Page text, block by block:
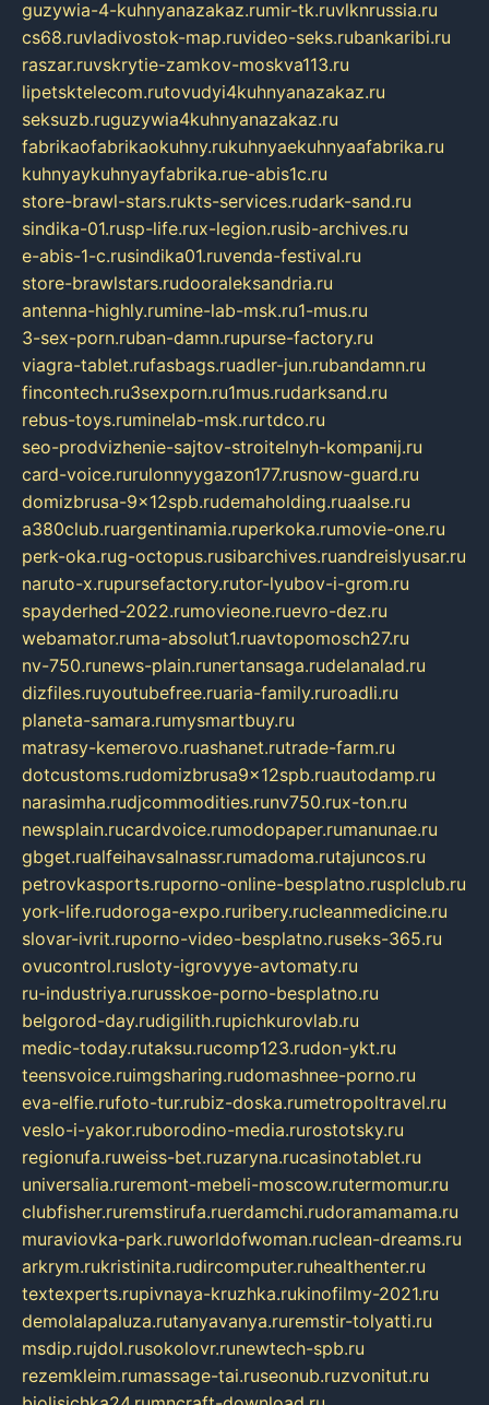
guzywia-4-kuhnyanazakaz.rumir-tk.ruvlknrussia.ru
cs68.ruvladivostok-map.ruvideo-seks.rubankaribi.ru
raszar.ruvskrytie-zamkov-moskva113.ru
lipetsktelecom.rutovudyi4kuhnyanazakaz.ru
seksuzb.ruguzywia4kuhnyanazakaz.ru
fabrikaofabrikaokuhny.rukuhnyaekuhnyaafabrika.ru
kuhnyaykuhnyayfabrika.rue-abis1c.ru
store-brawl-stars.rukts-services.rudark-sand.ru
sindika-01.rusp-life.rux-legion.rusib-archives.ru
e-abis-1-c.rusindika01.ruvenda-festival.ru
store-brawlstars.rudooraleksandria.ru
antenna-highly.rumine-lab-msk.ru1-mus.ru
3-sex-porn.ruban-damn.rupurse-factory.ru
viagra-tablet.rufasbags.ruadler-jun.rubandamn.ru
fincontech.ru3sexporn.ru1mus.rudarksand.ru
rebus-toys.ruminelab-msk.rurtdco.ru
seo-prodvizhenie-sajtov-stroitelnyh-kompanij.ru
card-voice.rurulonnyygazon177.rusnow-guard.ru
domizbrusa-9x12spb.rudemaholding.ruaalse.ru
a380club.ruargentinamia.ruperkoka.rumovie-one.ru
perk-oka.rug-octopus.rusibarchives.ruandreislyusar.ru
naruto-x.rupursefactory.rutor-lyubov-i-grom.ru
spayderhed-2022.rumovieone.ruevro-dez.ru
webamator.ruma-absolut1.ruavtopomosch27.ru
nv-750.runews-plain.runertansaga.rudelanalad.ru
dizfiles.ruyoutubefree.ruaria-family.ruroadli.ru
planeta-samara.rumysmartbuy.ru
matrasy-kemerovo.ruashanet.rutrade-farm.ru
dotcustoms.rudomizbrusa9x12spb.ruautodamp.ru
narasimha.rudjcommodities.runv750.rux-ton.ru
newsplain.rucardvoice.rumodopaper.rumanunae.ru
gbget.rualfeihavsalnassr.rumadoma.rutajuncos.ru
petrovkasports.ruporno-online-besplatno.rusplclub.ru
york-life.rudoroga-expo.ruribery.rucleanmedicine.ru
slovar-ivrit.ruporno-video-besplatno.ruseks-365.ru
ovucontrol.rusloty-igrovyye-avtomaty.ru
ru-industriya.rurusskoe-porno-besplatno.ru
belgorod-day.rudigilith.rupichkurovlab.ru
medic-today.rutaksu.rucomp123.rudon-ykt.ru
teensvoice.ruimgsharing.rudomashnee-porno.ru
eva-elfie.rufoto-tur.rubiz-doska.rumetropoltravel.ru
veslo-i-yakor.ruborodino-media.rurostotsky.ru
regionufa.ruweiss-bet.ruzaryna.rucasinotablet.ru
universalia.ruremont-mebeli-moscow.rutermomur.ru
clubfisher.ruremstirufa.ruerdamchi.rudoramamama.ru
muraviovka-park.ruworldofwoman.ruclean-dreams.ru
arkrym.rukristinita.rudircomputer.ruhealthenter.ru
textexperts.rupivnaya-kruzhka.rukinofilmy-2021.ru
demolalapaluza.rutanyavanya.ruremstir-tolyatti.ru
msdip.rujdol.rusokolovr.runewtech-spb.ru
rezemkleim.rumassage-tai.ruseonub.ruzvonitut.ru